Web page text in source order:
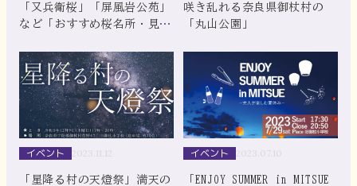
「又兵衛桜」「屏風岩公苑」
など「おすすめ桜名所・見ど
村・曽爾村編】
咲き乱れる奈良県御杖村の
「丸山公園」
イベント
「星降る村の天燈祭」満天の
イベント
「ENJOY SUMMER in MITSUE